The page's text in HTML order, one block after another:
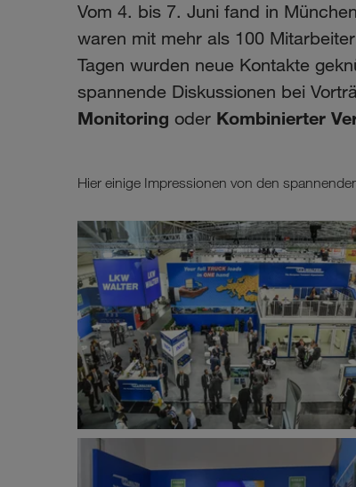
Vom 4. bis 7. Juni fand in
waren mit mehr als 100
Tagen wurden neue Kontakte
spannende Diskussionen bei
Monitoring oder Kombinierter
Hier einige Impressionen von den